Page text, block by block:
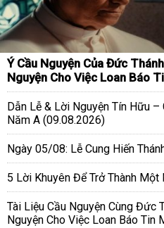
Ý Cầu Nguyện Của Đức
Nguyện Cho Việc Loan Báo
Dẫn Lễ & Lời Nguyện Tín Hữu
Năm A (09.08.2026)
Ngày 05/08: Lễ Cung Hiến
5 Lời Khuyên Để Trở Thành
Tài Liệu Cầu Nguyện Cùng Đức
Nguyện Cho Việc Loan Báo Tin